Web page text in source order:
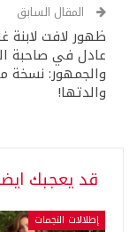
المقال السابق
ظهور لافت لابنة
عادل في صاحبة
والجمهور: نسخة
والدتها!
قد يعجبك
إطلالات النجمات